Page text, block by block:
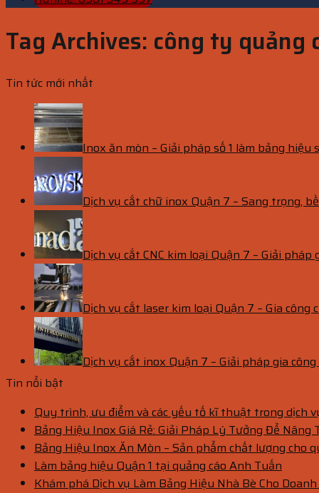
Tag Archives: công ty quảng
Tin tức mới nhất
Inox ăn mòn – Giải pháp số 1 làm bảng
Dịch vụ cắt chữ inox Quận 7 – Sang trọng,
Dịch vụ cắt CNC kim loại Quận 7 – Giải
Dịch vụ cắt laser kim loại Quận 7 – Gia
Dịch vụ cắt inox Quận 7 – Giải pháp gia
Tin nổi bật
Quy trình, ưu điểm và các yếu tố kĩ thuật trong dịch
Bảng Hiệu Inox Giá Rẻ: Giải Pháp Lý Tưởng Để Nâng
Bảng Hiệu Inox Ăn Mòn – Sản phẩm chất lượng cho
Làm bảng hiệu Quận 1 tại quảng cáo Anh Tuấn
Khám phá Dịch vụ Làm Bảng Hiệu Nhà Bè Cho